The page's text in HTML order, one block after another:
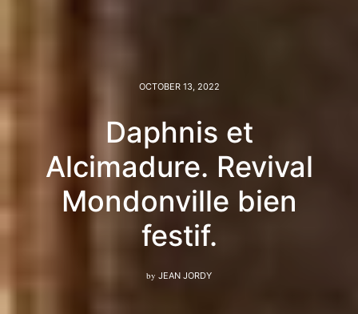
OCTOBER 13, 2022
Daphnis et
Alcimadure. Revival
Mondonville bien
festif.
by JEAN JORDY